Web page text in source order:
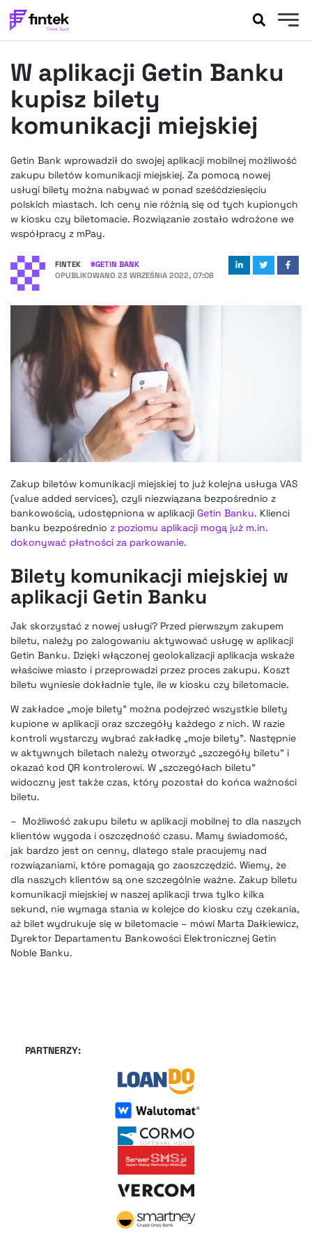
BANKOWOŚĆ
EVENTY
FELIETONY
WYWIADY
PODCASTY
FINTEKEXTRA
OKIEM EKSPERTA
W aplikacji Getin Banku
kupisz bilety
komunikacji miejskiej
Getin Bank wprowadził do swojej aplikacji mobilnej możliwość
zakupu biletów komunikacji miejskiej. Za pomocą nowej
usługi bilety można nabywać w ponad sześćdziesięciu
polskich miastach. Ich ceny nie różnią się od tych kupionych
w kiosku czy biletomacie. Rozwiązanie zostało wdrożone we
współpracy z mPay.
FINTEK #GETIN BANK
OPUBLIKOWANO 23 WRZEŚNIA 2022, 07:08
Zakup biletów komunikacji miejskiej to już kolejna usługa VAS
(value added services), czyli niezwiązana bezpośrednio z
bankowością, udostępniona w aplikacji Getin Banku. Klienci
banku bezpośrednio z poziomu aplikacji mogą już m.in.
dokonywać płatności za parkowanie.
Bilety komunikacji miejskiej w
aplikacji Getin Banku
Jak skorzystać z nowej usługi? Przed pierwszym zakupem
biletu, należy po zalogowaniu aktywować usługę w aplikacji
Getin Banku. Dzięki włączonej geolokalizacji aplikacja wskaże
właściwe miasto i przeprowadzi przez proces zakupu. Koszt
biletu wyniesie dokładnie tyle, ile w kiosku czy biletomacie.
W zakładce „moje bilety” można podejrzeć wszystkie bilety
kupione w aplikacji oraz szczegóły każdego z nich. W razie
kontroli wystarczy wybrać zakładkę „moje bilety”. Następnie
w aktywnych biletach należy otworzyć „szczegóły biletu” i
okazać kod QR kontrolerowi. W „szczegółach biletu”
widoczny jest także czas, który pozostał do końca ważności
biletu.
– Możliwość zakupu biletu w aplikacji mobilnej to dla naszych
klientów wygoda i oszczędność czasu. Mamy świadomość,
jak bardzo jest on cenny, dlatego stale pracujemy nad
rozwiązaniami, które pomagają go zaoszczędzić. Wiemy, że
dla naszych klientów są one szczególnie ważne. Zakup biletu
komunikacji miejskiej w naszej aplikacji trwa tylko kilka
sekund, nie wymaga stania w kolejce do kiosku czy czekania,
aż bilet wydrukuje się w biletomacie – mówi Marta Dałkiewicz,
Dyrektor Departamentu Bankowości Elektronicznej Getin
Noble Banku.
PARTNERZY: